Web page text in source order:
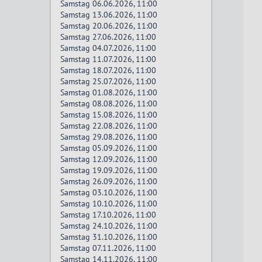
Samstag 06.06.2026, 11:00
Samstag 13.06.2026, 11:00
Samstag 20.06.2026, 11:00
Samstag 27.06.2026, 11:00
Samstag 04.07.2026, 11:00
Samstag 11.07.2026, 11:00
Samstag 18.07.2026, 11:00
Samstag 25.07.2026, 11:00
Samstag 01.08.2026, 11:00
Samstag 08.08.2026, 11:00
Samstag 15.08.2026, 11:00
Samstag 22.08.2026, 11:00
Samstag 29.08.2026, 11:00
Samstag 05.09.2026, 11:00
Samstag 12.09.2026, 11:00
Samstag 19.09.2026, 11:00
Samstag 26.09.2026, 11:00
Samstag 03.10.2026, 11:00
Samstag 10.10.2026, 11:00
Samstag 17.10.2026, 11:00
Samstag 24.10.2026, 11:00
Samstag 31.10.2026, 11:00
Samstag 07.11.2026, 11:00
Samstag 14.11.2026, 11:00